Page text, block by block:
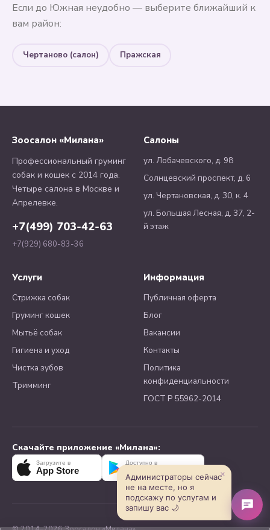
Если до Южная неудобно — выберите ближайший к
вам район:
Чертаново (салон) Пражская
Зоосалон «Милана»
Профессиональный груминг
собак и кошек с 2014 года.
Четыре салона в Москве и
Апрелевке.
+7(499) 703-42-63
+7(929) 680-83-36
Салоны
ул. Лобачевского, д. 98
Солнцевский проспект, д. 6
ул. Чертановская, д. 30, к. 4
ул. Большая Лесная, д. 37, 2-
й этаж
Услуги
Стрижка собак
Груминг кошек
Мытьё собак
Гигиена и уход
Чистка зубов
Тримминг
Информация
Публичная оферта
Блог
Вакансии
Контакты
Политика
конфиденциальности
ГОСТ Р 55962-2014
Скачайте приложение «Милана»:
Загрузите в
App Store
Доступно в
×
Администраторы сейчас
не на месте, но я
подскажу по услугам и
запишу вас 🌙